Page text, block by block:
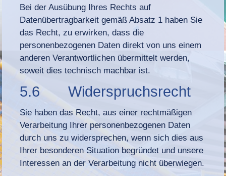
Bei der Ausübung Ihres Rechts auf
Datenübertragbarkeit gemäß Absatz 1 haben Sie
das Recht, zu erwirken, dass die
personenbezogenen Daten direkt von uns einem
anderen Verantwortlichen übermittelt werden,
soweit dies technisch machbar ist.
5.6 Widerspruchsrecht
Sie haben das Recht, aus einer rechtmäßigen
Verarbeitung Ihrer personenbezogenen Daten
durch uns zu widersprechen, wenn sich dies aus
Ihrer besonderen Situation begründet und unsere
Interessen an der Verarbeitung nicht überwiegen.